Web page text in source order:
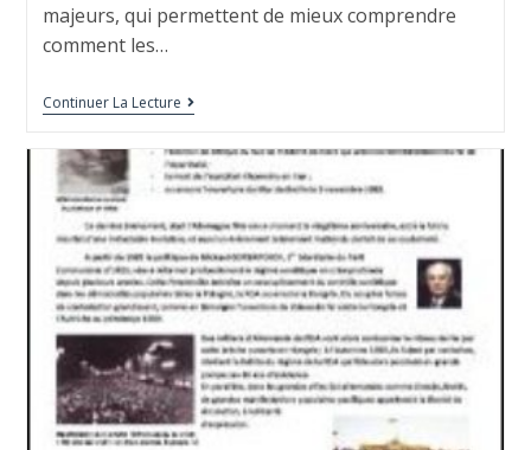
majeurs, qui permettent de mieux comprendre
comment les…
Continuer La Lecture